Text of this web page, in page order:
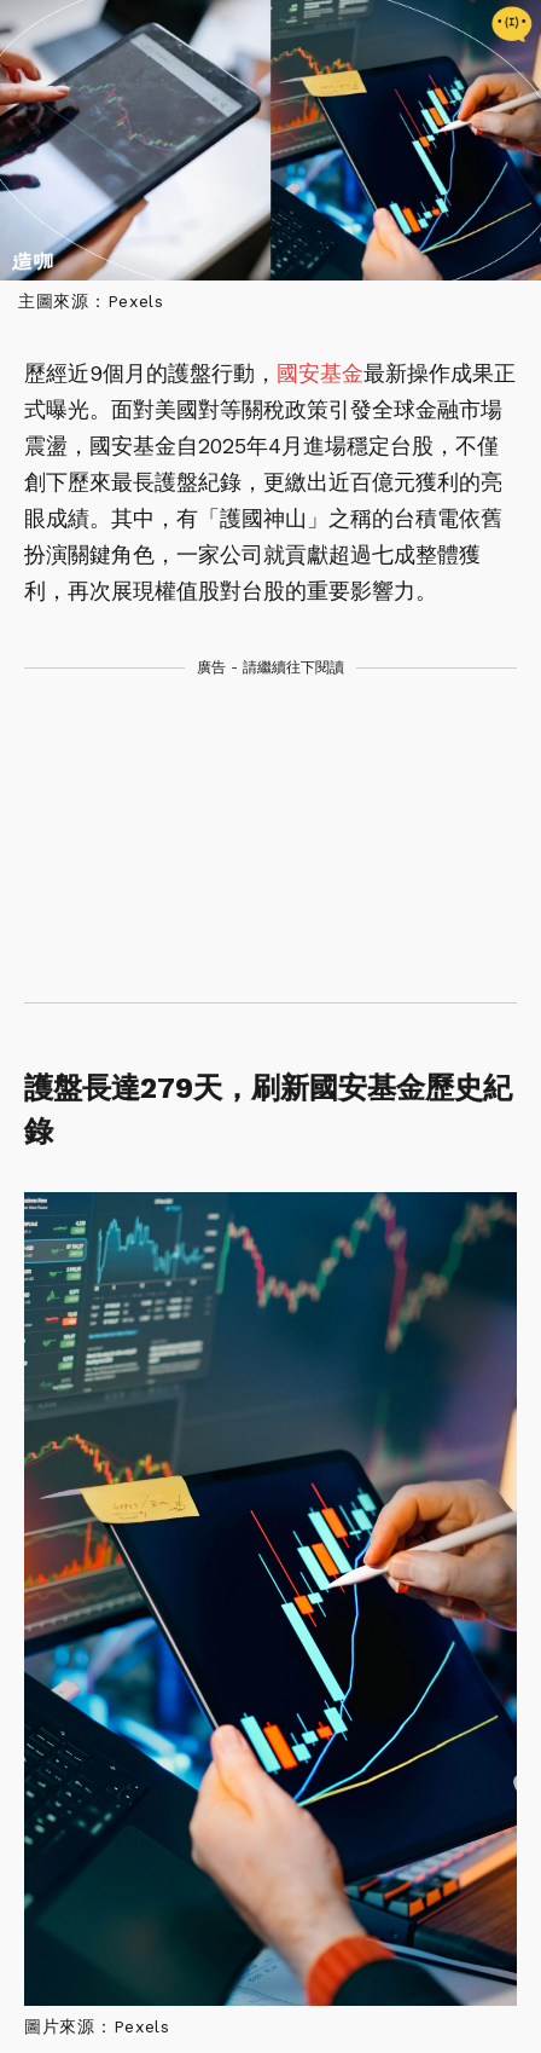
主圖來源：Pexels
歷經近9個月的護盤行動， 國安基金最新操作成果正
式曝光。面對美國對等關稅政策引發全球金融市場
震盪，國安基金自2025年4月進場穩定台股，不僅
創下歷來最長護盤紀錄，更繳出近百億元獲利的亮
眼成績。其中，有「護國神山」之稱的台積電依舊
扮演關鍵角色，一家公司就貢獻超過七成整體獲
利，再次展現權值股對台股的重要影響力。
廣告 - 請繼續往下閱讀
護盤長達279天，刷新國安基金歷史紀
錄
圖片來源：Pexels